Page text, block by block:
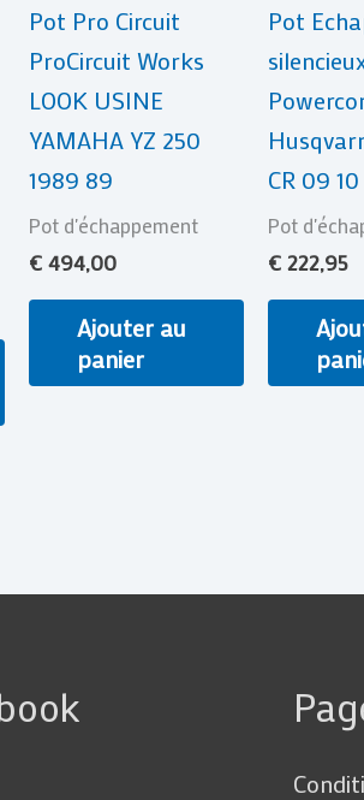
options
peuvent
être
choisies
sur
page
du
produit
Pot Pro Circuit
ProCircuit Works
LOOK USINE
YAMAHA YZ 250
1989 89
Pot d'échappement
€494,00
Ajouter au
panier
Pot
CR 09 10
Pot
€ 222,95